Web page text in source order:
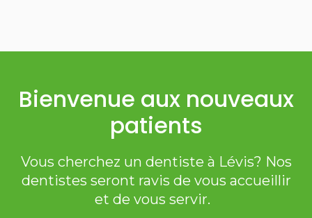
Bienvenue aux nouveaux
patients
Vous cherchez un dentiste à Lévis? Nos
dentistes seront ravis de vous accueillir
et de vous servir.